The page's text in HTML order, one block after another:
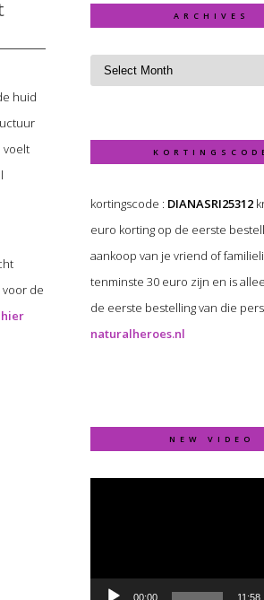
huid
voelt
de
hier
ARCHIVES
kortingscode : DIANASRI25312
euro korting op de eerste
aankoop van je vriend of
tenminste 30 euro zijn en is
de eerste bestelling van die
naturalheroes.nl
NEW VIDEO
Video
00:00 11:58